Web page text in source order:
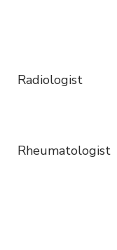
Radiologist
Rheumatologist